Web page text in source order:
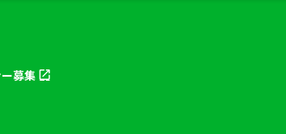
募集